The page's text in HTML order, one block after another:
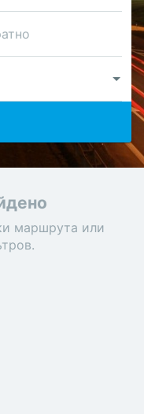
маршрута или